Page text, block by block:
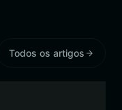
Todos os artigos